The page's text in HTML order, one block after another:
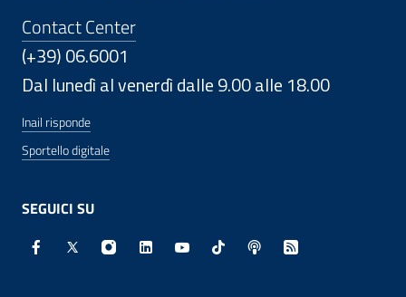
Contact Center
(+39) 06.6001
Dal lunedì al venerdì dalle 9.00 alle 18.00
Inail risponde
Sportello digitale
SEGUICI SU
Facebook - Sito esterno - Apertura in nuova finestra
X - Sito esterno - Apertura in nuova finestra
Instagram - Sito esterno - Apertura in
Linkedin - Sito esterno - Apertura in
Youtube - Sito esterno -
TikTok - Sito esterno -
Spreaker - Sito
Feed RSS -